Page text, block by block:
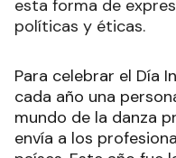
esta forma de
políticas y éticas.
Para celebrar el Día
cada año una
mundo de la danza
envía a los